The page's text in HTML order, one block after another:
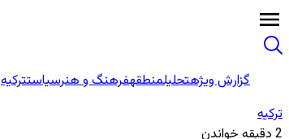
گزارش ویژهتحلیلمنطقهفرهنگ و هنرسیاستترکیه
ترکیه
2 دقیقه خواندن